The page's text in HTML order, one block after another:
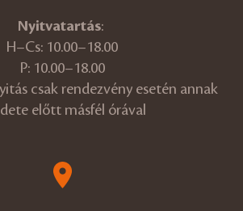
Nyitvatartás:
H–Cs: 10.00–18.00
P: 10.00–18.00
csak rendezvény esetén annak
előtt másfél órával